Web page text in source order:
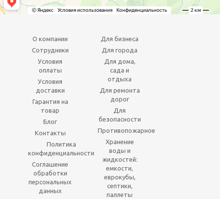
О компании
Сотрудники
Условия
оплаты
Условия
доставки
Гарантия на
товар
Блог
Контакты
Политика
конфиденциальности
Соглашение
обработки
персональных
данных
Для бизнеса
Для города
Для дома,
сада и
отдыха
Для ремонта
дорог
Для
безопасности
Противопожарное
Хранение
воды и
жидкостей:
емкости,
еврокубы,
септики,
паллеты